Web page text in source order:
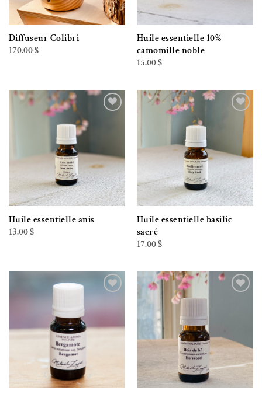
Diffuseur Colibri
170.00$
Huile essentielle 10%
camomille noble
15.00$
Ajouter à la liste de souhaits
Huile essentielle anis
13.00$
Ajouter à la liste de souhaits
Huile essentielle basilic
sacré
17.00$
Ajouter à la liste de souhaits